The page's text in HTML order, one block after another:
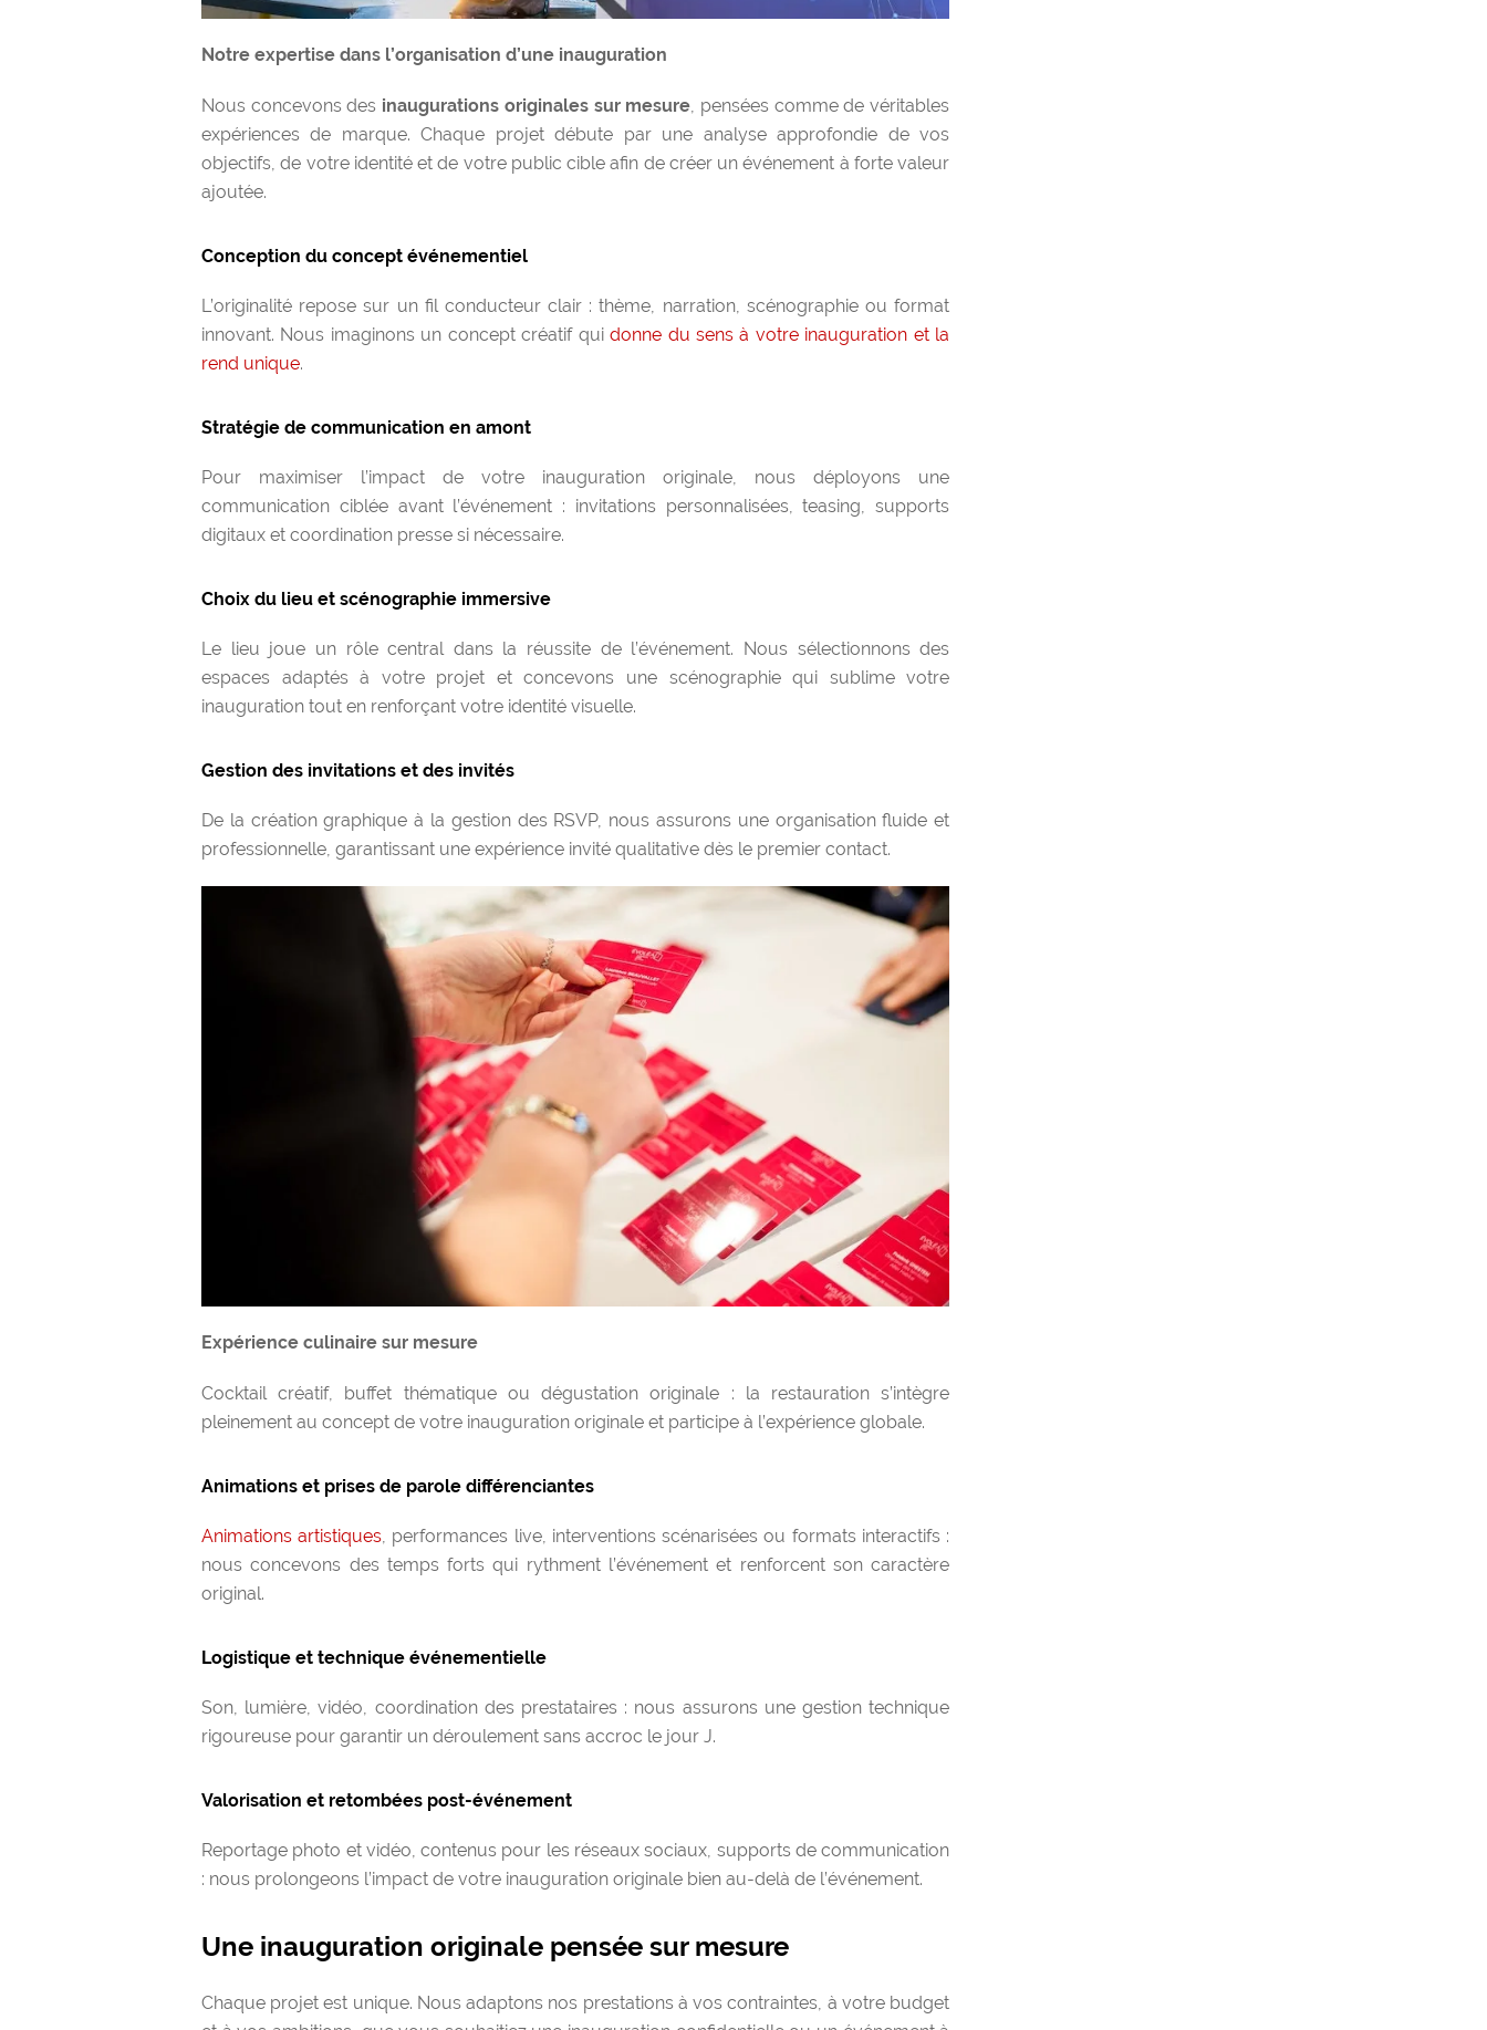
Notre expertise dans l’organisation d’une inauguration
Nous concevons des inaugurations originales sur mesure , pensées comme de véritables
expériences de marque. Chaque projet débute par une analyse approfondie de vos
objectifs, de votre identité et de votre public cible afin de créer un événement à forte valeur
ajoutée.
Conception du concept événementiel
L’originalité repose sur un fil conducteur clair : thème, narration, scénographie ou format
innovant. Nous imaginons un concept créatif quidonne du sens à votre inauguration et la
rend unique.
Stratégie de communication en amont
Pour maximiser l’impact de votre inauguration originale, nous déployons une
communication ciblée avant l’événement : invitations personnalisées, teasing, supports
digitaux et coordination presse si nécessaire.
Choix du lieu et scénographie immersive
Le lieu joue un rôle central dans la réussite de l’événement. Nous sélectionnons des
espaces adaptés à votre projet et concevons une scénographie qui sublime votre
inauguration tout en renforçant votre identité visuelle.
Gestion des invitations et des invités
De la création graphique à la gestion des RSVP, nous assurons une organisation fluide et
professionnelle, garantissant une expérience invité qualitative dès le premier contact.
Expérience culinaire sur mesure
Cocktail créatif, buffet thématique ou dégustation originale : la restauration s’intègre
pleinement au concept de votre inauguration originale et participe à l’expérience globale.
Animations et prises de parole différenciantes
Animations artistiques, performances live, interventions scénarisées ou formats interactifs :
nous concevons des temps forts qui rythment l’événement et renforcent son caractère
original.
Logistique et technique événementielle
Son, lumière, vidéo, coordination des prestataires : nous assurons une gestion technique
rigoureuse pour garantir un déroulement sans accroc le jour J.
Valorisation et retombées post-événement
Reportage photo et vidéo, contenus pour les réseaux sociaux, supports de communication
: nous prolongeons l’impact de votre inauguration originale bien au-delà de l’événement.
Une inauguration originale pensée sur mesure
Chaque projet est unique. Nous adaptons nos prestations à vos contraintes, à votre budget